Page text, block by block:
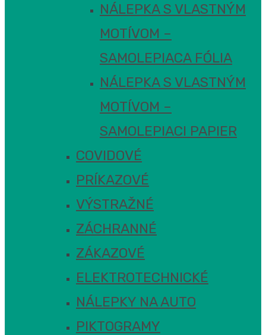
NÁLEPKA S VLASTNÝM
MOTÍVOM –
SAMOLEPIACA FÓLIA
NÁLEPKA S VLASTNÝM
MOTÍVOM –
SAMOLEPIACI PAPIER
COVIDOVÉ
PRÍKAZOVÉ
VÝSTRAŽNÉ
ZÁCHRANNÉ
ZÁKAZOVÉ
ELEKTROTECHNICKÉ
NÁLEPKY NA AUTO
PIKTOGRAMY